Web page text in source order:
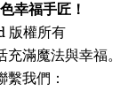
福手匠！
權所有
滿魔法與幸福。
我們：